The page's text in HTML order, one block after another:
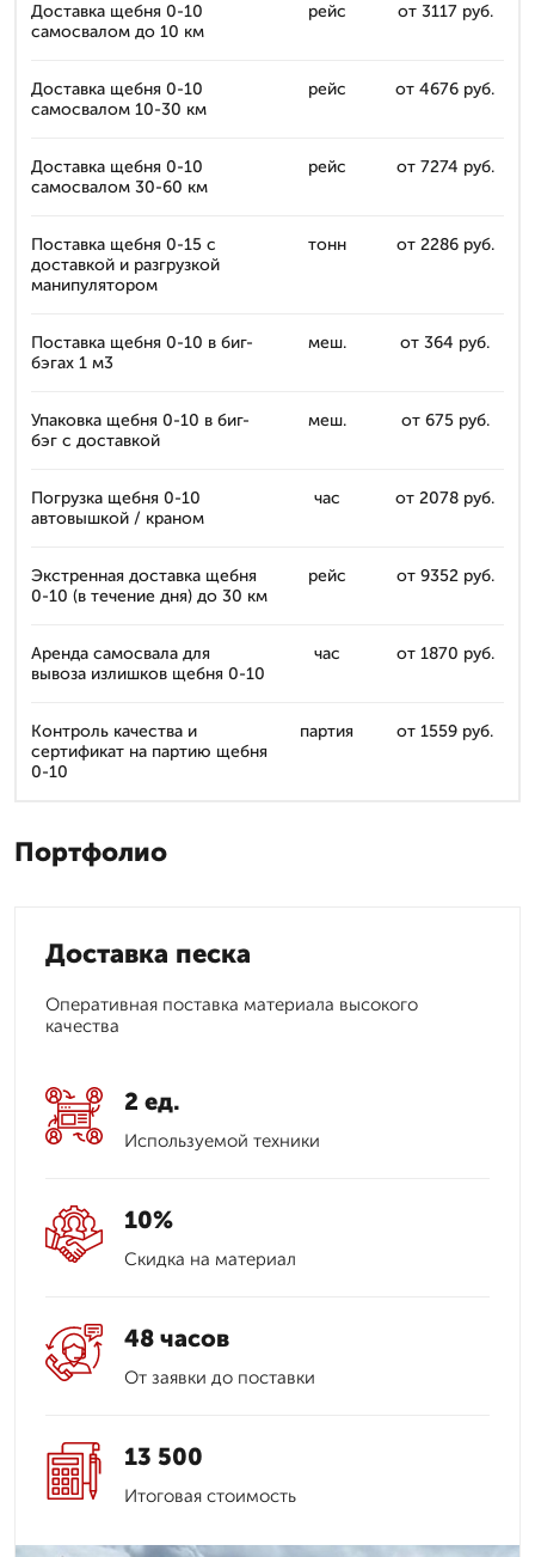
Доставка щебня 0-10
самосвалом до 10 км
рейс от 3117 руб.
Доставка щебня 0-10
самосвалом 10-30 км
рейс от 4676 руб.
Доставка щебня 0-10
самосвалом 30-60 км
рейс от 7274 руб.
Поставка щебня 0-15 с
доставкой и разгрузкой
манипулятором
тонн от 2286 руб.
Поставка щебня 0-10 в биг-
бэгах 1 м3
меш. от 364 руб.
Упаковка щебня 0-10 в биг-
бэг с доставкой
меш. от 675 руб.
Погрузка щебня 0-10
автовышкой / краном
час от 2078 руб.
Экстренная доставка щебня
0-10 (в течение дня) до 30 км
рейс от 9352 руб.
Аренда самосвала для
вывоза излишков щебня 0-10
час от 1870 руб.
Контроль качества и
сертификат на партию щебня
0-10
партия от 1559 руб.
Портфолио
Доставка песка
Оперативная поставка материала высокого
качества
2 ед.
Используемой техники
10%
Скидка на материал
48 часов
От заявки до поставки
13 500
Итоговая стоимость